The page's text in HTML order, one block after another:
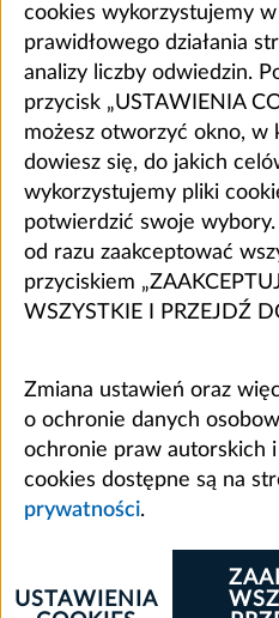
cookies wykorzystujemy
prawidłowego działania
analizy liczby odwiedzin.
przycisk „USTAWIENIA
możesz otworzyć okno, w
dowiesz się, do jakich
wykorzystujemy pliki
potwierdzić swoje
od razu zaakceptować
przyciskiem
WSZYSTKIE I PRZEJDŹ
Zmiana ustawień oraz
o ochronie danych
ochronie praw autorskich
cookies dostępne są na
prywatności.
USTAWIENIA